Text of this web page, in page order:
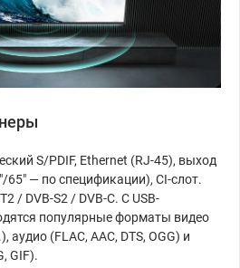
S/PDIF, Ethernet (RJ-45), выход
65″ — по спецификации), CI-слот.
/ DVB-S2 / DVB-C. С USB-
популярные форматы видео
аудио (FLAC, AAC, DTS, OGG) и
GIF).